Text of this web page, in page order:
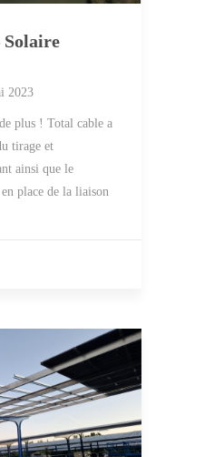
Solaire
2023
plus ! Total cable a
tirage et
ainsi que le
place de la liaison